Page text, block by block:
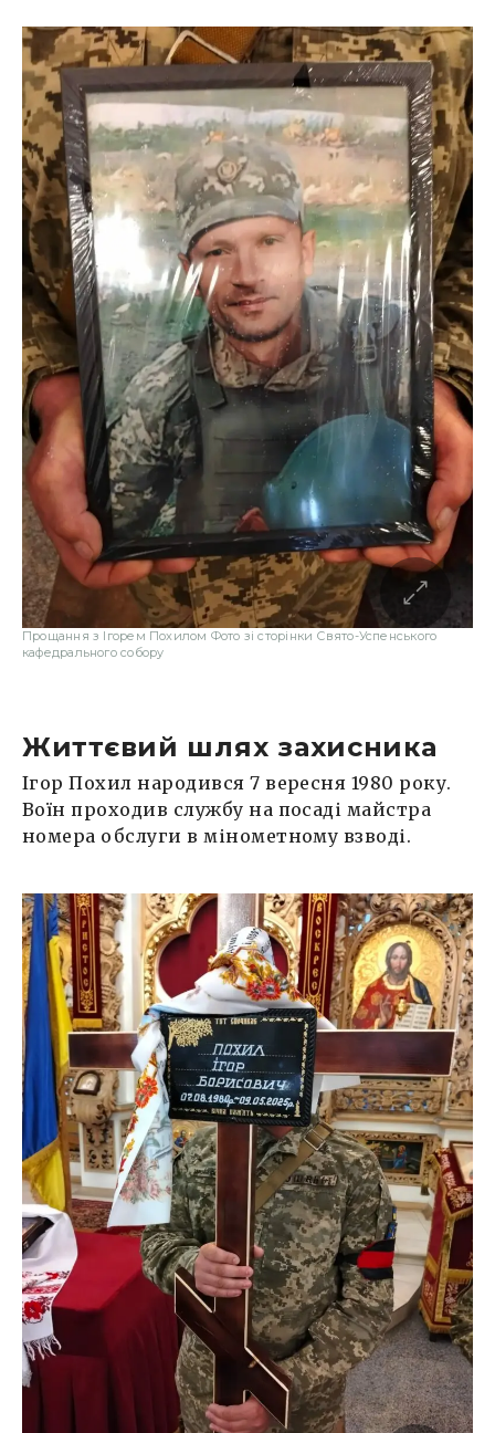
Прощання з Ігорем Похилом Фото зі сторінки Свято-Успенського
кафедрального собору
Життєвий шлях захисника
Ігор Похил народився 7 вересня 1980 року.
Воїн проходив службу на посаді майстра
номера обслуги в мінометному взводі.